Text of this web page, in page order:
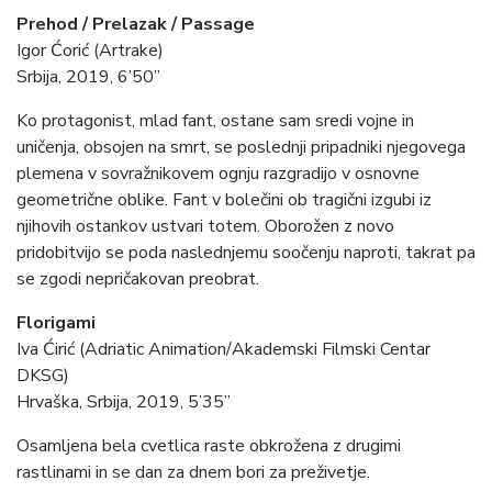
Prehod / Prelazak / Passage
Igor Ćorić (Artrake)
Srbija, 2019, 6’50”
Ko protagonist, mlad fant, ostane sam sredi vojne in
uničenja, obsojen na smrt, se poslednji pripadniki njegovega
plemena v sovražnikovem ognju razgradijo v osnovne
geometrične oblike. Fant v bolečini ob tragični izgubi iz
njihovih ostankov ustvari totem. Oborožen z novo
pridobitvijo se poda naslednjemu soočenju naproti, takrat pa
se zgodi nepričakovan preobrat.
Florigami
Iva Ćirić (Adriatic Animation/Akademski Filmski Centar
DKSG)
Hrvaška, Srbija, 2019, 5’35”
Osamljena bela cvetlica raste obkrožena z drugimi
rastlinami in se dan za dnem bori za preživetje.